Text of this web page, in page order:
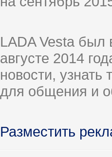
LADA Vesta был
августе 2014
новости,
для общения и
Разместить